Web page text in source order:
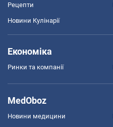
Рецепти
Новини Кулінарії
Економіка
Ринки та компанії
MedOboz
Новини медицини